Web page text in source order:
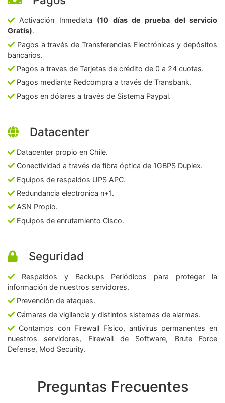
Activación Inmediata (10 días de prueba del servicio
Gratis).
Pagos a través de Transferencias Electrónicas y depósitos
bancarios.
Pagos a traves de Tarjetas de crédito de 0 a 24 cuotas.
Pagos mediante Redcompra a través de Transbank.
Pagos en dólares a través de Sistema Paypal.
Datacenter
Datacenter propio en Chile.
Conectividad a través de fibra óptica de 1GBPS Duplex.
Equipos de respaldos UPS APC.
Redundancia electronica n+1.
ASN Propio.
Equipos de enrutamiento Cisco.
Seguridad
Respaldos y Backups Periódicos para proteger la
información de nuestros servidores.
Prevención de ataques.
Cámaras de vigilancia y distintos sistemas de alarmas.
Contamos con Firewall Físico, antivirus permanentes en
nuestros servidores, Firewall de Software, Brute Force
Defense, Mod Security.
Preguntas Frecuentes